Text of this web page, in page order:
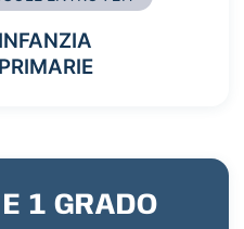
1 GRADO